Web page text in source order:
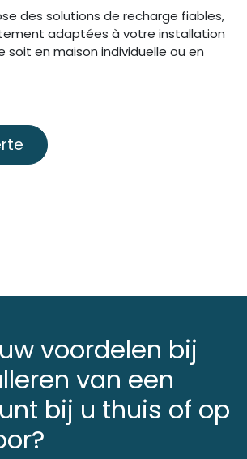
des solutions de recharge fiables,
adaptées à votre installation
soit en maison individuelle ou en
voordelen bij
van een
bij u thuis of op